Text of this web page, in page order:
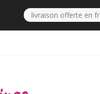
livraison offerte en